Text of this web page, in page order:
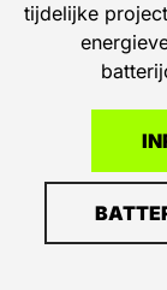
tijdelijke